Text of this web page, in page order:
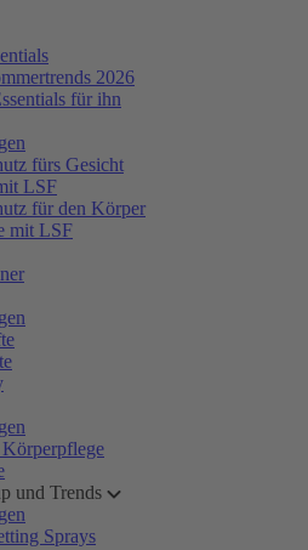
2026
für ihn
fürs Gesicht
LSF
für den Körper
mit LSF
und Trends
Sprays